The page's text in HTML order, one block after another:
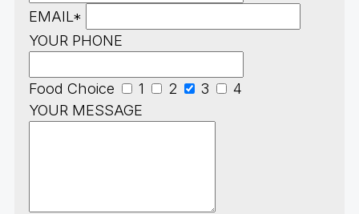
EMAIL*
YOUR PHONE
Food Choice 1 2 3
4
YOUR MESSAGE